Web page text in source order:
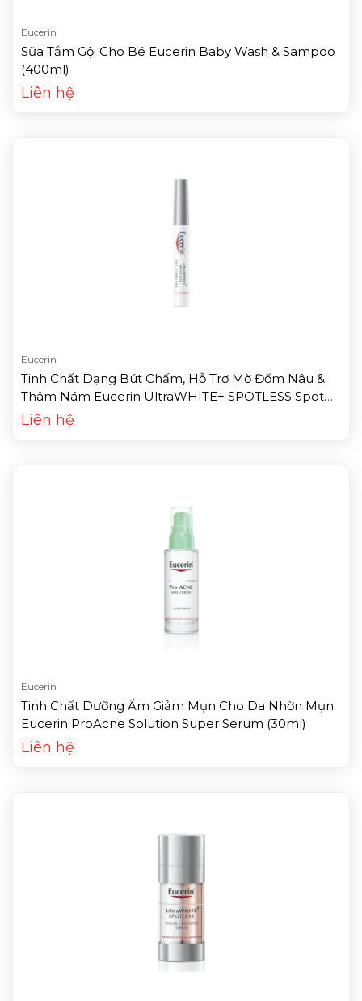
Eucerin
Sữa Tắm Gội Cho Bé Eucerin Baby Wash & Sampoo
(400ml)
Liên hệ
Eucerin
Tinh Chất Dạng Bút Chấm, Hỗ Trợ Mờ Đốm Nâu &
Thâm Nám Eucerin UltraWHITE+ SPOTLESS Spot
Corrector (5ml)
Liên hệ
Eucerin
Tinh Chất Dưỡng Ẩm Giảm Mụn Cho Da Nhờn Mụn
Eucerin ProAcne Solution Super Serum (30ml)
Liên hệ